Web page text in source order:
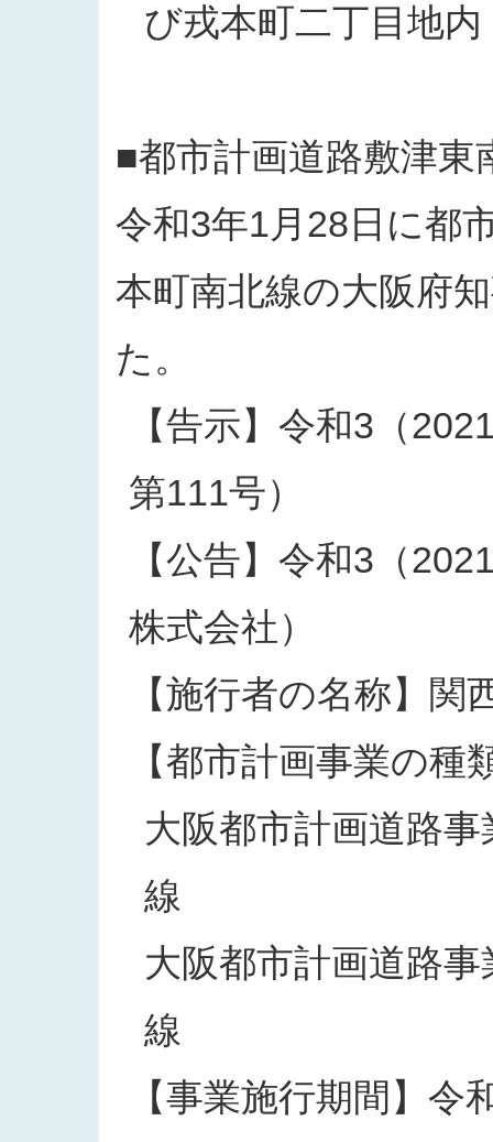
び戎本町二丁目地内
■都市計画道路敷津東
令和3年1月28日に都
本町南北線の大阪府
た。
【告示】令和3（
第111号）
【公告】令和3（
株式会社）
【施行者の名称】関
【都市計画事業の種
大阪都市計画道路
線
大阪都市計画道路
線
【事業施行期間】